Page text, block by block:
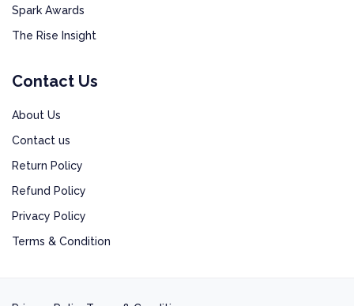
Spark Awards
The Rise Insight
Contact Us
About Us
Contact us
Return Policy
Refund Policy
Privacy Policy
Terms & Condition